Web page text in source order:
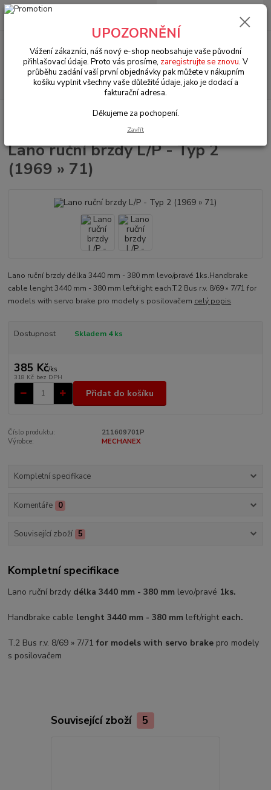
Menu
Hledat
+420 602 330 329
0 Kč
VW Bus Typ 2 (1967 » 79)
Brzdy & řízení & řazení (Brake & steering
Lano ruční brzdy L/P - Typ 2
(1969 » 71)
Lano ruční brzdy délka 3440 mm - 380 mm levo/pravé 1ks.Handbrake
cable lenght 3440 mm - 380 mm left/right each.T.2 Bus r.v. 8/69 » 7/71 for
models with servo brake pro modely s posilovačem celý popis
Dostupnost Skladem 4 ks
385 Kč/ks
318 Kč bez DPH
Přidat do košíku
Číslo produktu:
211609701P
Výrobce:
MECHANEX
Kompletní specifikace
Komentáře 0
Související zboží 5
Kompletní specifikace
Lano ruční brzdy délka 3440 mm - 380 mm levo/pravé 1ks.
Handbrake cable lenght 3440 mm - 380 mm left/right each.
T.2 Bus r.v. 8/69 » 7/71for models with servo brake pro modely
s posilovačem
Související zboží 5
UPOZORNĚNÍ
Vážení zákazníci, náš nový e-shop neobsahuje vaše původní
přihlašovací údaje. Proto vás prosíme, zaregistrujte se znovu. V
průběhu zadání vaší první objednávky pak můžete v nákupním
košíku vyplnit všechny vaše důležité údaje, jako je dodací a
fakturační adresa.
Děkujeme za pochopení.
Zavřít